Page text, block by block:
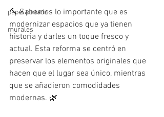
papel pintado
murales
🔨 Sabemos lo importante que es
modernizar espacios que ya tienen
historia y darles un toque fresco y
actual. Esta reforma se centró en
preservar los elementos originales que
hacen que el lugar sea único, mientras
que se añadieron comodidades
modernas. 🌿